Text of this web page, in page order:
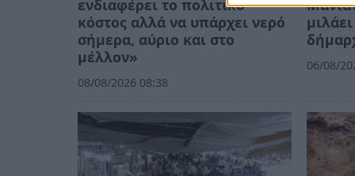
ενδιαφέρει το πολιτικό
κόστος αλλά να υπάρχει νερό
σήμερα, αύριο και στο
μέλλον»
08/08/2026 08:38
06/08/